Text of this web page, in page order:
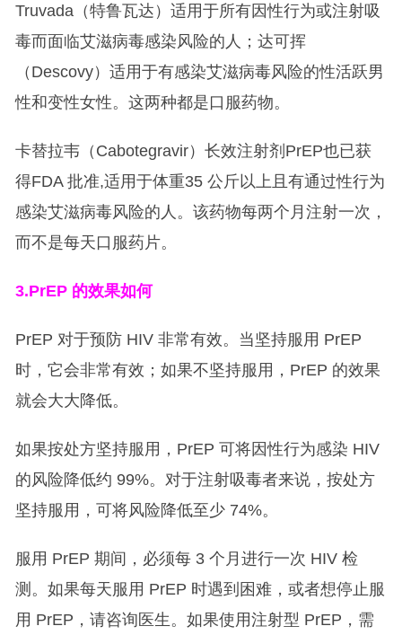
Truvada（特鲁瓦达）适用于所有因性行为或注射吸
毒而面临艾滋病毒感染风险的人；达可挥
（Descovy）适用于有感染艾滋病毒风险的性活跃男
性和变性女性。这两种都是口服药物。
卡替拉韦（Cabotegravir）长效注射剂PrEP也已获
得FDA 批准,适用于体重35 公斤以上且有通过性行为
感染艾滋病毒风险的人。该药物每两个月注射一次，
而不是每天口服药片。
3.PrEP 的效果如何
PrEP 对于预防 HIV 非常有效。当坚持服用 PrEP
时，它会非常有效；如果不坚持服用，PrEP 的效果
就会大大降低。
如果按处方坚持服用，PrEP 可将因性行为感染 HIV
的风险降低约 99%。对于注射吸毒者来说，按处方
坚持服用，可将风险降低至少 74%。
服用 PrEP 期间，必须每 3 个月进行一次 HIV 检
测。如果每天服用 PrEP 时遇到困难，或者想停止服
用 PrEP，请咨询医生。如果使用注射型 PrEP，需